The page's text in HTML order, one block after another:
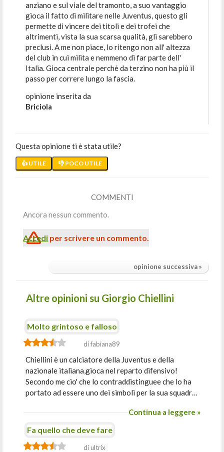
anziano e sul viale del tramonto, a suo vantaggio
gioca il fatto di militare nelle Juventus, questo gli
permette di vincere dei titoli e dei trofei che
altrimenti, vista la sua scarsa qualità, gli sarebbero
preclusi. A me non piace, lo ritengo non all' altezza
del club in cui milita e nemmeno di far parte dell'
Italia. Gioca centrale perchè da terzino non ha più il
passo per correre lungo la fascia.
opinione inserita da
Briciola
Questa opinione ti è stata utile?
👍 UTILE 👎 POCO UTILE
COMMENTI
Ancora nessun commento.
Accedi per scrivere un commento.
opinione successiva »
Altre opinioni su Giorgio Chiellini
Molto grintoso e falloso
di fabiana89
Chiellini è un calciatore della Juventus e della
nazionale italiana,gioca nel reparto difensivo!
Secondo me cio' che lo contraddistinguee che lo ha
portato ad essere uno dei simboli per la sua squadr…
Continua a leggere »
Fa quello che deve fare
di ultrix